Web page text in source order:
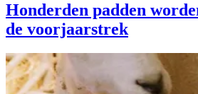
Honderden padden
de voorjaarstrek